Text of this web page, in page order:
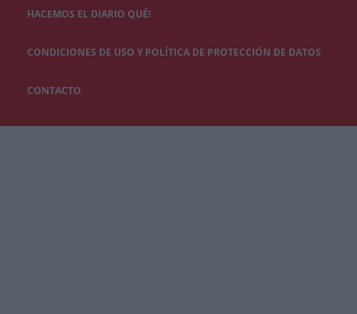
HACEMOS EL DIARIO QUÉ!
CONDICIONES DE USO Y POLÍTICA DE PROTECCIÓN DE DATOS
CONTACTO